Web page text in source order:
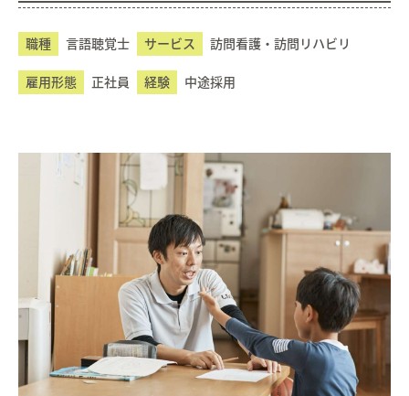
02. Job list 求人情報を探す
Interview インタビュー
04. Education 研修・育成・研究
05. Welfare 福利厚生
職種 言語聴覚士 サービス 訪問看護・訪問リハビリ
雇用形態 正社員 経験 中途採用